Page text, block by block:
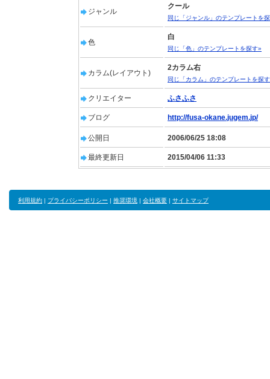
ジャンル
クール
同じ「ジャンル」のテンプレートを
色
白
同じ「色」のテンプレートを探す»
カラム(レイアウト)
2カラム右
同じ「カラム」のテンプレートを探
クリエイター ふさふさ
ブログ http://fusa-okane.jugem.jp/
公開日 2006/06/25 18:08
最終更新日 2015/04/06 11:33
利用規約 | プライバシーポリシー | 推奨環境 | 会社概要 | サイトマップ